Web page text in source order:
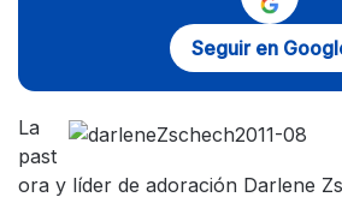
Seguir en
La
past
ora y líder de adoración Darlene